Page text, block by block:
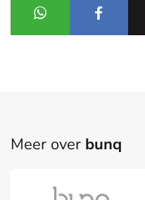
Meer over bunq